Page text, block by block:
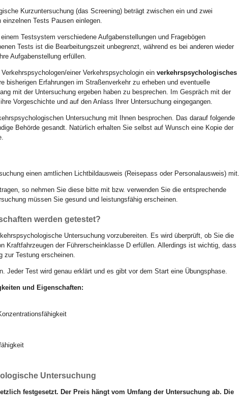
Kurzuntersuchung (das Screening) beträgt zwischen ein und zwei
Tests Pausen einlegen.
Testsystem verschiedene Aufgabenstellungen und Fragebögen
Tests ist die Bearbeitungszeit unbegrenzt, während es bei anderen wieder
Aufgabenstellung erfüllen.
einer Verkehrspsychologin ein verkehrspsychologisches
bisherigen Erfahrungen im Straßenverkehr zu erheben und eventuelle
mit der Untersuchung ergeben haben zu besprechen. Im Gespräch mit der
Vorgeschichte und auf den Anlass Ihrer Untersuchung eingegangen.
Untersuchung mit Ihnen besprochen. Das darauf folgende
Behörde gesandt. Natürlich erhalten Sie selbst auf Wunsch eine Kopie der
einen amtlichen Lichtbildausweis (Reisepass oder Personalausweis) mit.
so nehmen Sie diese bitte mit bzw. verwenden Sie die entsprechende
müssen Sie gesund und leistungsfähig erscheinen.
werden getestet?
Untersuchung vorzubereiten. Es wird überprüft, ob Sie die
Kraftfahrzeugen der Führerscheinklasse D erfüllen. Allerdings ist wichtig, dass
zur Testung erscheinen.
Jeder Test wird genau erklärt und es gibt vor dem Start eine Übungsphase.
und Eigenschaften:
Untersuchung
festgesetzt. Der Preis hängt vom Umfang der Untersuchung ab. Die